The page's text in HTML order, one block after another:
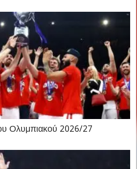
Ολυμπιακού 2026/27